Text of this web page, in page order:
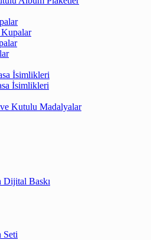
İsimlikleri
İsimlikleri
Kutulu Madalyalar
Dijital Baskı
Seti